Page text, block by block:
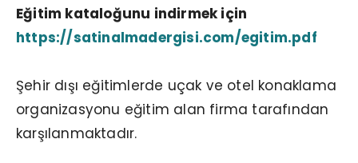
Eğitim kataloğunu indirmek için
https://satinalmadergisi.com/egitim.pdf
Şehir dışı eğitimlerde uçak ve otel konaklama
organizasyonu eğitim alan firma tarafından
karşılanmaktadır.